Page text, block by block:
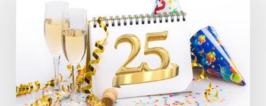
boostez
l’engagement
collaborateurs
avec
un